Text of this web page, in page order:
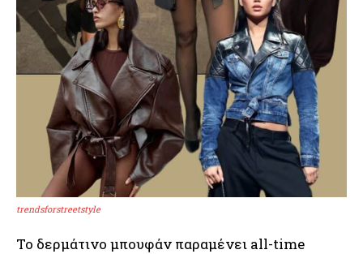
trendsforstreetstyle
Το δερμάτινο μπουφάν παραμένει all-time